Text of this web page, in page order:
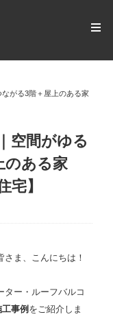
がる3階＋屋上のある家
空間がゆる
のある家
宅】
さま、こんにちは！
ター・ルーフバルコ
工事例 をご紹介しま